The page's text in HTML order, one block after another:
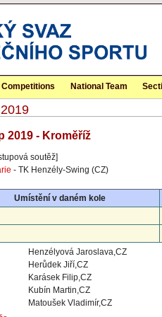
Competitions National Team
2019 - Kroměříž
soutěž]
- TK Henzély-Swing (CZ)
Umístění v daném kole
Henzélyová Jaroslava,CZ
Herůdek Jiří,CZ
Karásek Filip,CZ
Kubín Martin,CZ
Matoušek Vladimír,CZ